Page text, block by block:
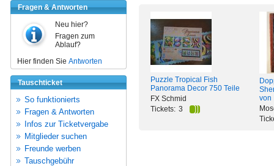
Fragen & Antworten
Neu hier?
Fragen zum
Ablauf?
Hier finden Sie Antworten
Tauschticket
So funktionierts
Fragen & Antworten
Infos zur Ticketvergabe
Mitglieder suchen
Freunde werben
Tauschgebühr
Puzzle Tropical Fish
Panorama Decor 750 Teile
FX Schmid
Tickets: 3
von